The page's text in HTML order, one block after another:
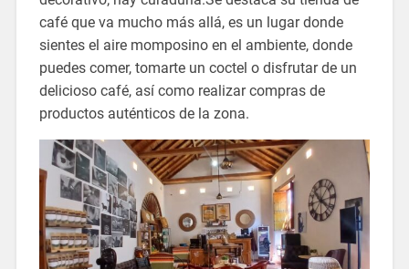
café que va mucho más allá, es un lugar donde
sientes el aire momposino en el ambiente, donde
puedes comer, tomarte un coctel o disfrutar de un
delicioso café, así como realizar compras de
productos auténticos de la zona.